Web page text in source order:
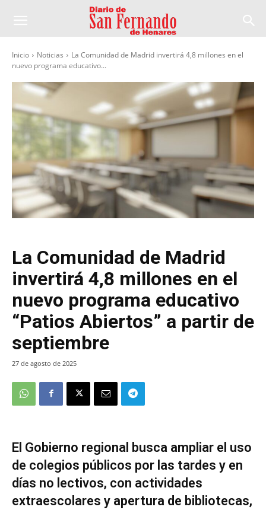
Inicio Noticias
La Comunidad de Madrid invertirá 4,8 millones en el
nuevo programa educativo...
La Comunidad de Madrid
invertirá 4,8 millones en el
nuevo programa educativo
“Patios Abiertos” a partir de
septiembre
27 de agosto de 2025
El Gobierno regional busca ampliar el uso
de colegios públicos por las tardes y en
días no lectivos, con actividades
extraescolares y apertura de bibliotecas,